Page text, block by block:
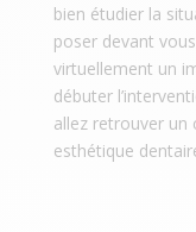
bien étudier la
poser devant
virtuellement un
débuter
allez retrouver
esthétique